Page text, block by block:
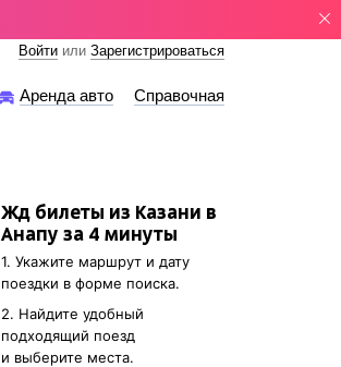
Войти или Зарегистрироваться
Аренда авто Справочная
Жд билеты из Казани в
Анапу за 4 минуты
1. Укажите маршрут и дату
поездки в форме поиска.
2. Найдите удобный
подходящий поезд
и выберите места.